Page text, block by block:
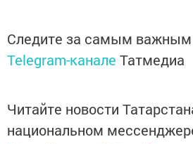
Следите за самым
Telegram-канале Татмедиа
Читайте новости
национальном